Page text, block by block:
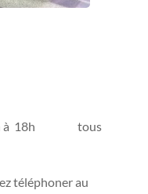
14h à 18h tous
téléphoner au